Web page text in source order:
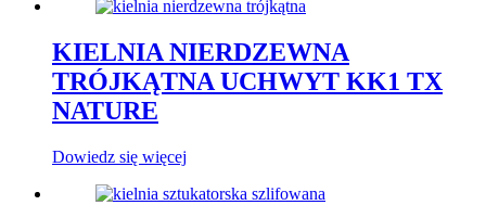
KIELNIA NIERDZEWNA
TRÓJKĄTNA UCHWYT KK1 TX
NATURE
Dowiedz się więcej